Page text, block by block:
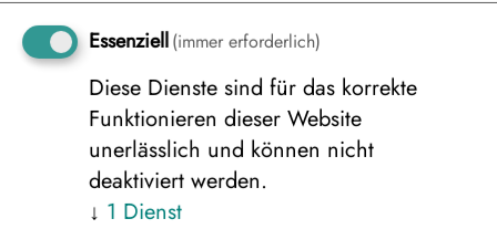
Eine Gesamtstrecke von 150 km
Flüge bereits inklusive
Nächste Termine
28.02.2027-06.03.2027
Essenziell(immer erforderlich)
Diese Dienste sind für das korrekte
Funktionieren dieser Website
unerlässlich und können nicht
deaktiviert werden.
↓ 1 Dienst